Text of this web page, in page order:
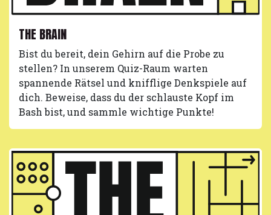
THE BRAIN
Bist du bereit, dein Gehirn auf die Probe zu
stellen? In unserem Quiz-Raum warten
spannende Rätsel und knifflige Denkspiele auf
dich. Beweise, dass du der schlauste Kopf im
Bash bist, und sammle wichtige Punkte!